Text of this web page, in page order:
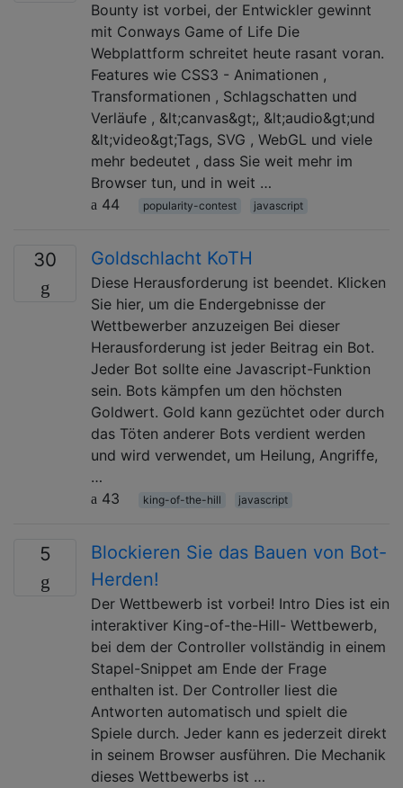
Bounty ist vorbei, der Entwickler gewinnt
mit Conways Game of Life Die
Webplattform schreitet heute rasant voran.
Features wie CSS3 - Animationen ,
Transformationen , Schlagschatten und
Verläufe , &lt;canvas&gt;, &lt;audio&gt;und
&lt;video&gt;Tags, SVG , WebGL und viele
mehr bedeutet , dass Sie weit mehr im
Browser tun, und in weit …
44
popularity-contest javascript
30 Goldschlacht KoTH
Diese Herausforderung ist beendet. Klicken
Sie hier, um die Endergebnisse der
Wettbewerber anzuzeigen Bei dieser
Herausforderung ist jeder Beitrag ein Bot.
Jeder Bot sollte eine Javascript-Funktion
sein. Bots kämpfen um den höchsten
Goldwert. Gold kann gezüchtet oder durch
das Töten anderer Bots verdient werden
und wird verwendet, um Heilung, Angriffe,
…
43
king-of-the-hill javascript
5
Blockieren Sie das Bauen von Bot-
Herden!
Der Wettbewerb ist vorbei! Intro Dies ist ein
interaktiver King-of-the-Hill- Wettbewerb,
bei dem der Controller vollständig in einem
Stapel-Snippet am Ende der Frage
enthalten ist. Der Controller liest die
Antworten automatisch und spielt die
Spiele durch. Jeder kann es jederzeit direkt
in seinem Browser ausführen. Die Mechanik
dieses Wettbewerbs ist …